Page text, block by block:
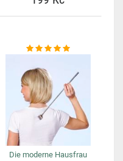
Die moderne Hausfrau